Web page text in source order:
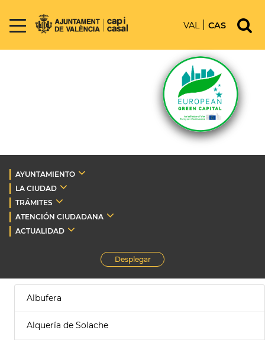
VAL CAS
AYUNTAMIENTO
LA CIUDAD
TRÁMITES
ATENCIÓN CIUDADANA
ACTUALIDAD
Desplegar
Albufera
Alquería de Solache